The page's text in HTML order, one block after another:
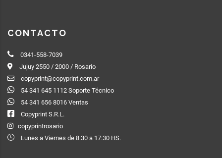
CONTACTO
0341-558-7039
Jujuy 2550 / 2000 / Rosario
copyprint@copyprint.com.ar
54 341 645 1112 Soporte Técnico
54 341 656 8016 Ventas
Copyprint S.R.L.
copyprintrosario
Lunes a Viernes de 8:30 a 17:30 HS.